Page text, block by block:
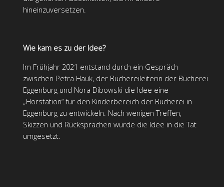
hineinzuversetzen.
Wie kam es zu der Idee?
Im Frühjahr 2021 entstand durch ein Gespräch
zwischen Petra Hauk, der Büchereileiterin der Bücherei
Eggenburg und Nora Dibowski die Idee eine
„Hörstation“ für den Kinderbereich der Bücherei in
Eggenburg zu entwickeln. Nach wenigen Treffen,
Skizzen und Rücksprachen wurde die Idee in die Tat
umgesetzt.